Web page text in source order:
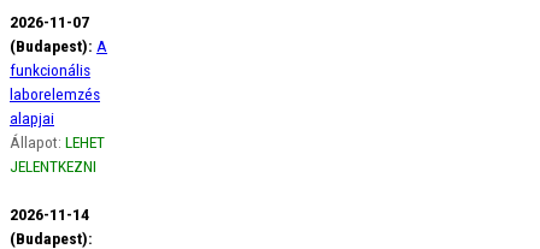
2026-11-07
(Budapest): A
funkcionális
laborelemzés
alapjai
Állapot: LEHET
JELENTKEZNI
2026-11-14
(Budapest):